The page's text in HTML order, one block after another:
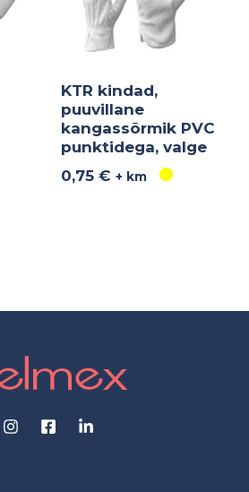
KTR kindad,
puuvillane
kangassõrmik PVC
punktidega, valge
0,75 € + km